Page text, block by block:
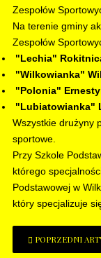
Zespołów
Na terenie gminy
Zespołów
"Lechia"
"Wilkowianka"
"Polonia"
"Lubiatowianka"
Wszystkie drużyny
sportowe.
Przy Szkole
którego
Podstawowej w
który specjalizuje
POPRZEDNI